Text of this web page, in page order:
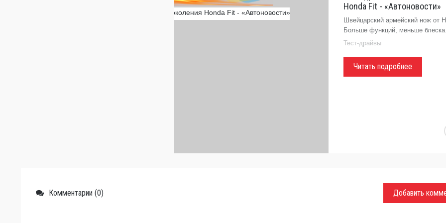
Honda Fit - «Автоновости»
Швейцарский армейский нож от
Больше функций, меньше блеска.
Тест-драйвы
Читать подробнее
Комментарии (0) Добавить